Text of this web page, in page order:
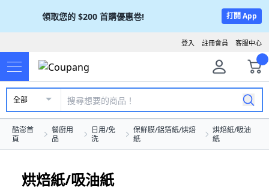
領取您的 $200 首購優惠卷! 打開 App
客服中心
註冊會員
登入
全部
酷澎首
頁
餐廚用
品
日用/免
洗
保鮮膜/鋁箔紙/烘焙
紙
烘焙紙/吸油
紙
烘焙紙/吸油紙